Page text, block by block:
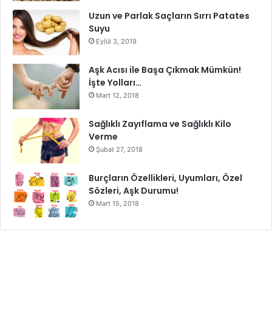
nemlendirme yeteneklerine sahiptir.
Zeytinyağı ve balmumu kuru cildi tedavi etmeye yardımcı
olabilir. Bu bileşenlerden yapılmış doğal bir nemlendirici
vazelin için mükemmel bir alternatiftir.
Zeytinyağlı doğal bir nemlendirici yapmak için gereken
malzemeler:
Balmumu – ¼ su bardağı
Zeytinyağı – ½ su bardağı
Benmari usulü olarak balmumu ve zeytinyağını ılıtın.
Uzun ve Parlak Saçların Sırrı Patates
Suyu
Eylül 3, 2019
Aşk Acısı ile Başa Çıkmak Mümkün!
İşte Yolları…
Mart 12, 2018
Sağlıklı Zayıflama ve Sağlıklı Kilo
Verme
Şubat 27, 2018
Burçların Özellikleri, Uyumları, Özel
Sözleri, Aşk Durumu!
Mart 15, 2018